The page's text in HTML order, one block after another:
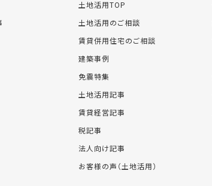
土地活用TOP
土地活用のご相談
賃貸併用住宅のご相談
建築事例
免震特集
土地活用記事
賃貸経営記事
税記事
法人向け記事
お客様の声（土地活用）